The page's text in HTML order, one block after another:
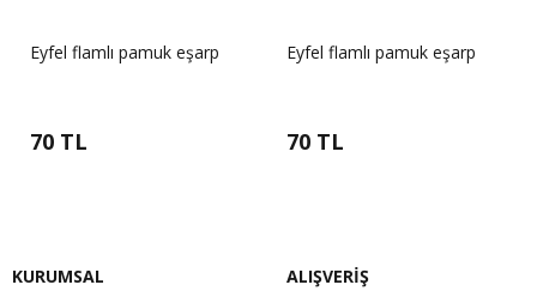
Eyfel flamlı pamuk eşarp
70 TL
Eyfel flamlı pamuk eşarp
70 TL
KURUMSAL ALIŞVERİŞ